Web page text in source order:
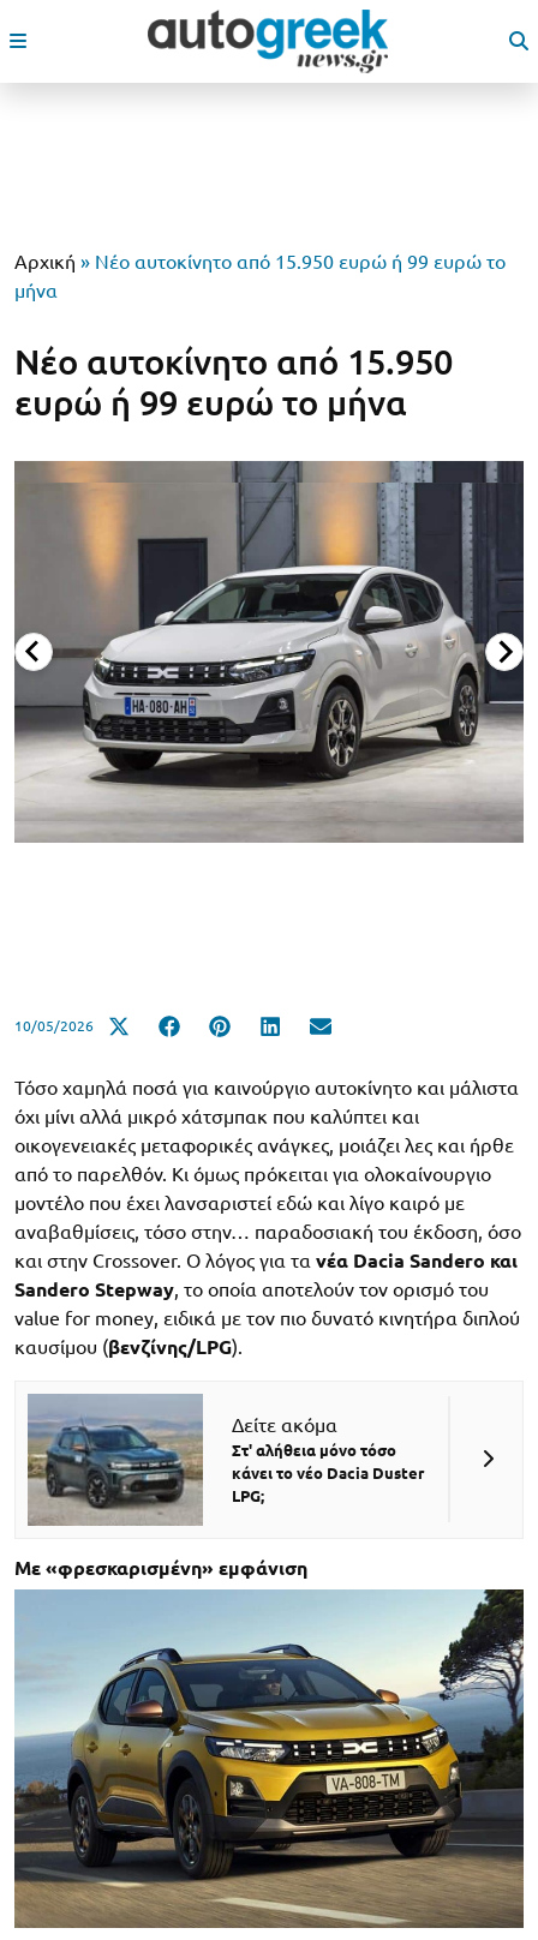
Αρχική » Νέο αυτοκίνητο από 15.950 ευρώ ή 99 ευρώ το
μήνα
Νέο αυτοκίνητο από 15.950
ευρώ ή 99 ευρώ το μήνα
10/05/2026
Τόσο χαμηλά ποσά για καινούργιο αυτοκίνητο και μάλιστα
όχι μίνι αλλά μικρό χάτσμπακ που καλύπτει και
οικογενειακές μεταφορικές ανάγκες, μοιάζει λες και ήρθε
από το παρελθόν. Κι όμως πρόκειται για ολοκαίνουργιο
μοντέλο που έχει λανσαριστεί εδώ και λίγο καιρό με
αναβαθμίσεις, τόσο στην… παραδοσιακή του έκδοση, όσο
και στην Crossover. Ο λόγος για τα νέα Dacia Sandero και
Sandero Stepway, το οποία αποτελούν τον ορισμό του
value for money, ειδικά με τον πιο δυνατό κινητήρα διπλού
καυσίμου (βενζίνης/LPG).
Δείτε ακόμα
Στ' αλήθεια μόνο τόσο
κάνει το νέο Dacia Duster
LPG;
Με «φρεσκαρισμένη» εμφάνιση